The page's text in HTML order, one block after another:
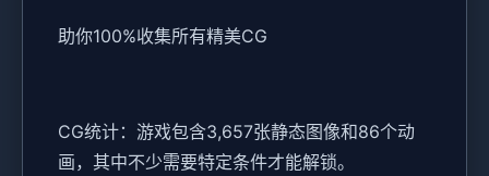
助你100%收集所有精美CG
CG统计：游戏包含3,657张静态图像和86个动
画，其中不少需要特定条件才能解锁。